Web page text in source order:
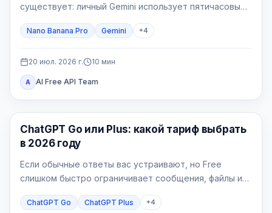
существует: личный Gemini использует пятичасовые
отдельный 24-часовой лимит, Workspace — таблицу
проекта.
Nano Banana Pro Gemini +4
20 июл. 2026 г. 10 мин
A AI Free API Team
ChatGPT
ChatGPT Go или Plus: какой тариф выбрать
в 2026 году
Если обычные ответы вас устраивают, но Free
слишком быстро ограничивает сообщения, файлы или
конкретная рабочая задача упирается в более
ChatGPT Go ChatGPT Plus +4